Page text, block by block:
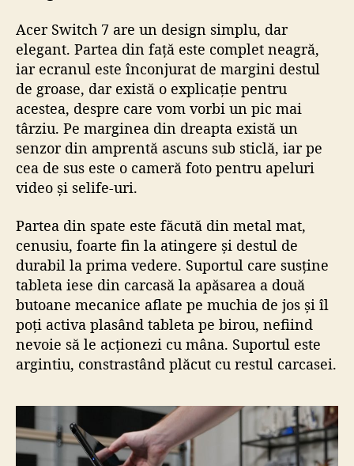
Acer Switch 7 are un design simplu, dar
elegant. Partea din față este complet neagră,
iar ecranul este înconjurat de margini destul
de groase, dar există o explicație pentru
acestea, despre care vom vorbi un pic mai
târziu. Pe marginea din dreapta există un
senzor din amprentă ascuns sub sticlă, iar pe
cea de sus este o cameră foto pentru apeluri
video și selife-uri.
Partea din spate este făcută din metal mat,
cenusiu, foarte fin la atingere și destul de
durabil la prima vedere. Suportul care susține
tableta iese din carcasă la apăsarea a două
butoane mecanice aflate pe muchia de jos și îl
poți activa plasând tableta pe birou, nefiind
nevoie să le acționezi cu mâna. Suportul este
argintiu, constrastând plăcut cu restul carcasei.